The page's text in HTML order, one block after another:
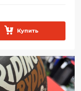
Купить